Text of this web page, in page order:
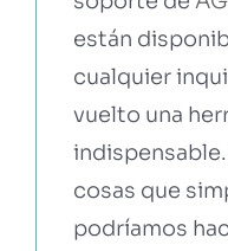
están
cualquier
vuelto una
cosas que
podríamos